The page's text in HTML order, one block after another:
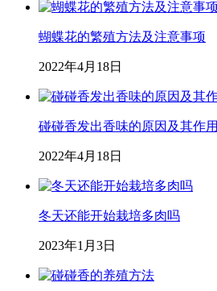
蝴蝶花的繁殖方法及注意事项
2022年4月18日
碰碰香发出香味的原因及其作用
2022年4月18日
冬天还能开始栽培多肉吗
2023年1月3日